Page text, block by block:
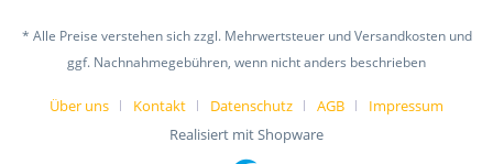
* Alle Preise verstehen sich zzgl. Mehrwertsteuer und Versandkosten und
ggf. Nachnahmegebühren, wenn nicht anders beschrieben
Über uns Kontakt Datenschutz AGB
Impressum
Realisiert mit Shopware